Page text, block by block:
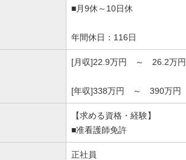
■月9休～10日休
年間休日：116日
[月収]22.9万円 ～ 26.2万円
[年収]338万円 ～ 390万円
【求める資格・経験】
■准看護師免許
正社員